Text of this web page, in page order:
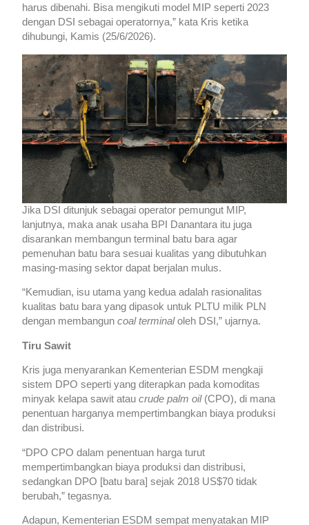
harus dibenahi. Bisa mengikuti model MIP seperti 2023
dengan DSI sebagai operatornya,” kata Kris ketika
dihubungi, Kamis (25/6/2026).
Jika DSI ditunjuk sebagai operator pemungut MIP,
lanjutnya, maka anak usaha BPI Danantara itu juga
disarankan membangun terminal batu bara agar
pemenuhan batu bara sesuai kualitas yang dibutuhkan
masing-masing sektor dapat berjalan mulus.
“Kemudian, isu utama yang kedua adalah rasionalitas
kualitas batu bara yang dipasok untuk PLTU milik PLN
dengan membangun coal terminaloleh DSI,” ujarnya.
Tiru Sawit
Kris juga menyarankan Kementerian ESDM mengkaji
sistem DPO seperti yang diterapkan pada komoditas
minyak kelapa sawit ataucrude palm oil (CPO), di mana
penentuan harganya mempertimbangkan biaya produksi
dan distribusi.
“DPO CPO dalam penentuan harga turut
mempertimbangkan biaya produksi dan distribusi,
sedangkan DPO [batu bara] sejak 2018 US$70 tidak
berubah,” tegasnya.
Adapun, Kementerian ESDM sempat menyatakan MIP